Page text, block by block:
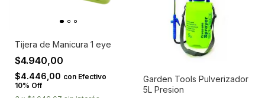
Tijera de Manicura 1 eye
$4.940,00
$4.446,00 con Efectivo
10% Off
Garden Tools Pulverizador
5L Presion